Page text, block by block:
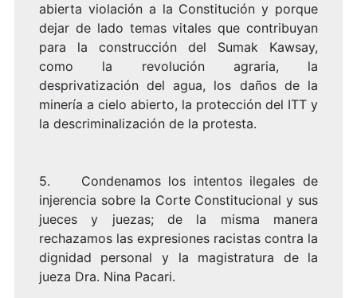
abierta violación a la Constitución y porque
dejar de lado temas vitales que contribuyan
para la construcción del Sumak Kawsay,
como la revolución agraria, la
desprivatización del agua, los daños de la
minería a cielo abierto, la protección del ITT y
la descriminalización de la protesta.
5. Condenamos los intentos ilegales de
injerencia sobre la Corte Constitucional y sus
jueces y juezas; de la misma manera
rechazamos las expresiones racistas contra la
dignidad personal y la magistratura de la
jueza Dra. Nina Pacari.